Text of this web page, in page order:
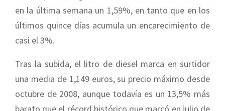
en la última semana un 1,59%, en tanto que en los
últimos quince días acumula un encarecimiento de
casi el 3%.
Tras la subida, el litro de diesel marca en surtidor
una media de 1,149 euros, su precio máximo desde
octubre de 2008, aunque todavía es un 13,5% más
barato que el récord histórico que marcó en julio de